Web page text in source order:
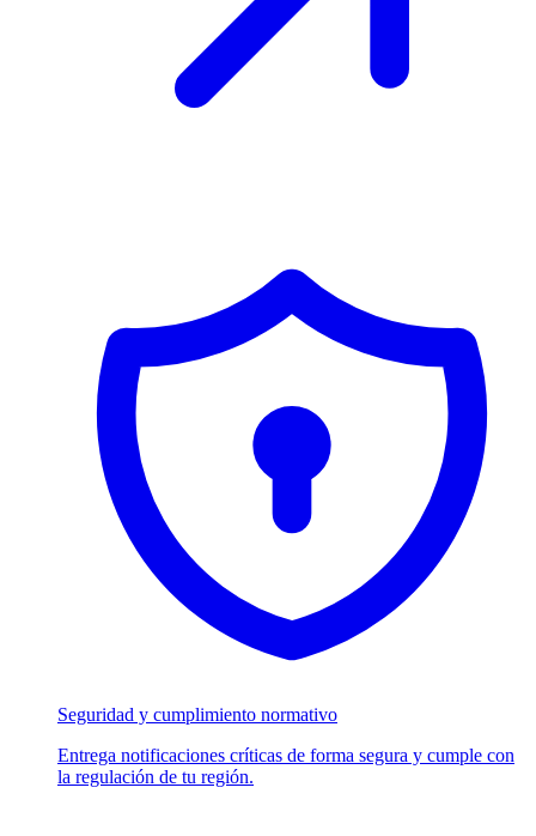
Seguridad y cumplimiento normativo
Entrega notificaciones críticas de forma segura y cumple con
la regulación de tu región.